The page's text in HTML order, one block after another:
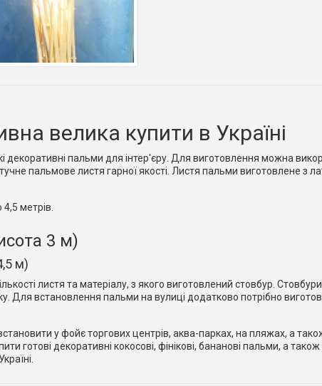
велика купити в Україні
декоративні пальми для інтер'єру. Для виготовлення можна
пальмове листя гарної якості. Листя пальми виготовлене з
метрів.
3 м)
м)
листя та матеріалу, з якого виготовлений стовбур.
Для встановлення пальми на вулиці додатково потрібно
у фойє торгових центрів, аква-парках, на пляжах, а також
готові декоративні кокосові, фінікові, бананові пальми, а